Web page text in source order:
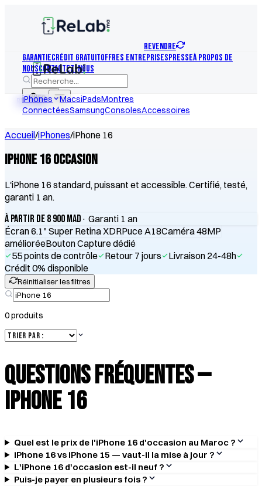
REVENDRE
GarantieCrédit GratuitOffres EntreprisesPresseÀ Propos de
nousContactez-nous
FR
REVENDRE
iPhones MacsiPadsMontres
ConnectéesSamsungConsolesAccessoires
Accueil/iPhones/iPhone 16
iPhone 16 Occasion
L'iPhone 16 standard, puissant et accessible. Certifié, testé,
garanti 1 an.
à partir de 8 900 MAD · Garanti 1 an
Écran 6.1" Super Retina XDRPuce A18Caméra 48MP
amélioréeBouton Capture dédié
55 points de contrôle
Retour 7 jours
Livraison 24-48h
Crédit 0% disponible
Réinitialiser les filtres
0produits
Questions Fréquentes —
iPhone 16
Quel est le prix de l'iPhone 16 d'occasion au Maroc ?
iPhone 16 vs iPhone 15 — vaut-il la mise à jour ?
L'iPhone 16 d'occasion est-il neuf ?
Puis-je payer en plusieurs fois ?